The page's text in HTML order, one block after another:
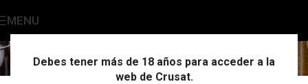
Debes tener más de 18 años para acceder a la
web de Crusat.
MENU Licores